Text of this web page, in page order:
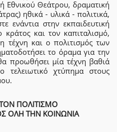
Εθνικού Θεάτρου, δραματική
ηθικά - υλικά - πολιτικά,
ενάντια στην εκπαιδευτική
και τον καπιταλισμό,
τέχνη και ο πολιτισμός των
το όραμα για την
προωθήσει μία τέχνη βαθιά
τελειωτικό χτύπημα στους
ΠΟΛΙΤΙΣΜΟ
ΟΛΗ ΤΗΝ ΚΟΙΝΩΝΙΑ